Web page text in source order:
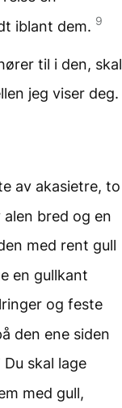
iblant dem. 9
til i den, skal
jeg viser deg.
av akasietre, to
bred og en
med rent gull
en gullkant
og feste
den ene siden
Du skal lage
med gull,